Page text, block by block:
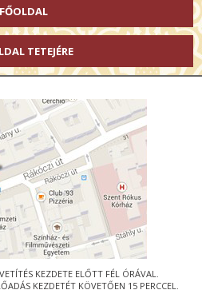
FŐOLDAL
TETEJÉRE
KEZDETE ELŐTT FÉL ÓRÁVAL.
KEZDETÉT KÖVETŐEN 15 PERCCEL.